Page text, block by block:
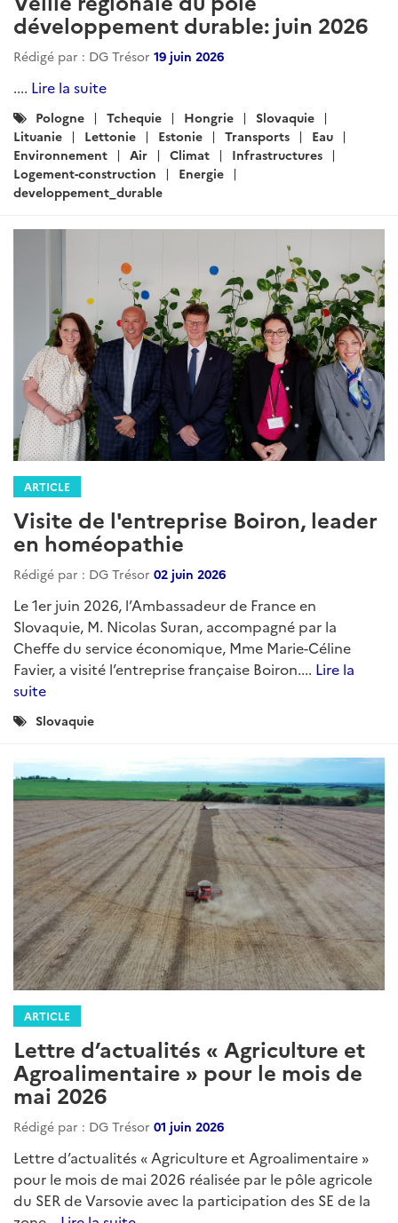
développement durable: juin 2026
Rédigé par : DG Trésor 19 juin 2026
.... Lire la suite
Catégories
:
Pologne Tchequie Hongrie
Slovaquie
Lituanie
Lettonie Estonie Transports
Eau
Environnement
Air Climat
Infrastructures
Logement-construction
Energie
developpement_durable
ARTICLE
Visite de l'entreprise Boiron, leader
en homéopathie
Rédigé par : DG Trésor 02 juin 2026
Le 1er juin 2026, l’Ambassadeur de France en
Slovaquie, M. Nicolas Suran, accompagné par la
Cheffe du service économique, Mme Marie-Céline
Favier, a visité l’entreprise française Boiron.... Lire la
suite
Catégories
Slovaquie
ARTICLE
Lettre d’actualités « Agriculture et
Agroalimentaire » pour le mois de
mai 2026
Rédigé par : DG Trésor 01 juin 2026
Lettre d’actualités « Agriculture et Agroalimentaire »
pour le mois de mai 2026 réalisée par le pôle agricole
du SER de Varsovie avec la participation des SE de la